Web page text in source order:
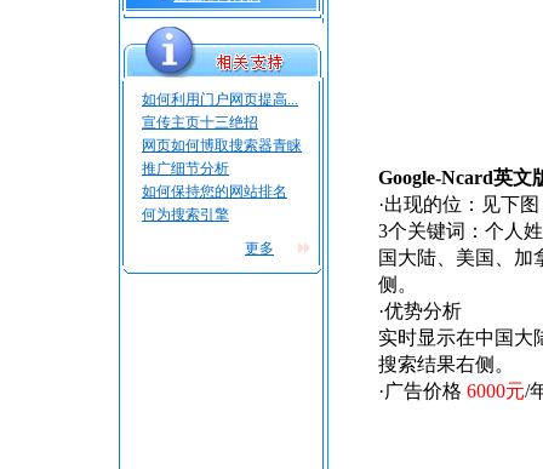
如何利用门户网页提高...
宣传主页十三绝招
网页如何博取搜索器青睐
推广细节分析
如何保持您的网站排名
何为搜索引擎
更多
Google-Ncard英文
·出现的位：见下图
3个关键词：个人
国大陆、美国、加
侧。
·优势分析
实时显示在中国大
搜索结果右侧。
·广告价格 6000元/